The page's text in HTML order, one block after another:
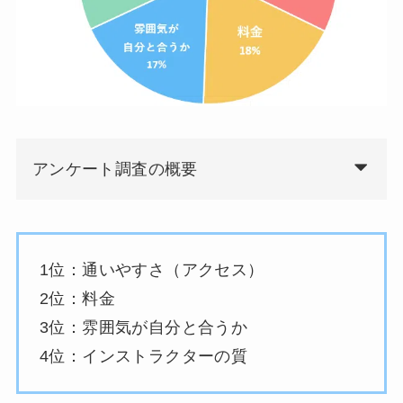
アンケート調査の概要
1位：通いやすさ（アクセス）
2位：料金
3位：雰囲気が自分と合うか
4位：インストラクターの質